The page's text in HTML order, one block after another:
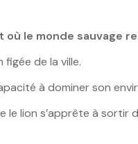
le monde sauvage
de la ville.
à dominer son
le lion s’apprête à